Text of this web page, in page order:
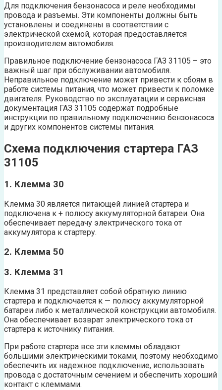
Для подключения бензонасоса и реле необходимы
провода и разъемы. Эти компоненты должны быть
установлены и соединены в соответствии с
электрической схемой, которая предоставляется
производителем автомобиля.
Правильное подключение бензонасоса ГАЗ 31105 – это
важный шаг при обслуживании автомобиля.
Неправильное подключение может привести к сбоям в
работе системы питания, что может привести к поломке
двигателя. Руководство по эксплуатации и сервисная
документация ГАЗ 31105 содержат подробные
инструкции по правильному подключению бензонасоса
и других компонентов системы питания.
Схема подключения стартера ГАЗ
31105
1. Клемма 30
Клемма 30 является питающей линией стартера и
подключена к + полюсу аккумуляторной батареи. Она
обеспечивает передачу электрического тока от
аккумулятора к стартеру.
2. Клемма 50
3. Клемма 31
Клемма 31 представляет собой обратную линию
стартера и подключается к — полюсу аккумуляторной
батареи либо к металлической конструкции автомобиля.
Она обеспечивает возврат электрического тока от
стартера к источнику питания.
При работе стартера все эти клеммы обладают
большими электрическими токами, поэтому необходимо
обеспечить их надежное подключение, использовать
провода с достаточным сечением и обеспечить хороший
контакт с клеммами.